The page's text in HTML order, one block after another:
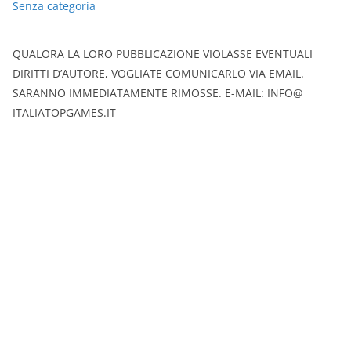
Senza categoria
QUALORA LA LORO PUBBLICAZIONE VIOLASSE EVENTUALI
DIRITTI D’AUTORE, VOGLIATE COMUNICARLO VIA EMAIL.
SARANNO IMMEDIATAMENTE RIMOSSE. E-MAIL: INFO@
ITALIATOPGAMES.IT